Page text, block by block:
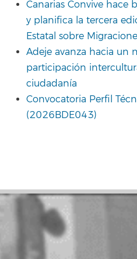
Canarias Convive hace
y planifica la tercera
Estatal sobre
Adeje avanza hacia un
participación
ciudadanía
Convocatoria Perfil
(2026BDE043)